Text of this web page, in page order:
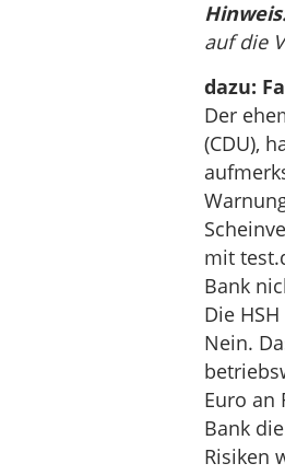
auf die
dazu:
Der
(CDU),
mit
Bank
Die
Nein.
Euro an
Bank
Risiken